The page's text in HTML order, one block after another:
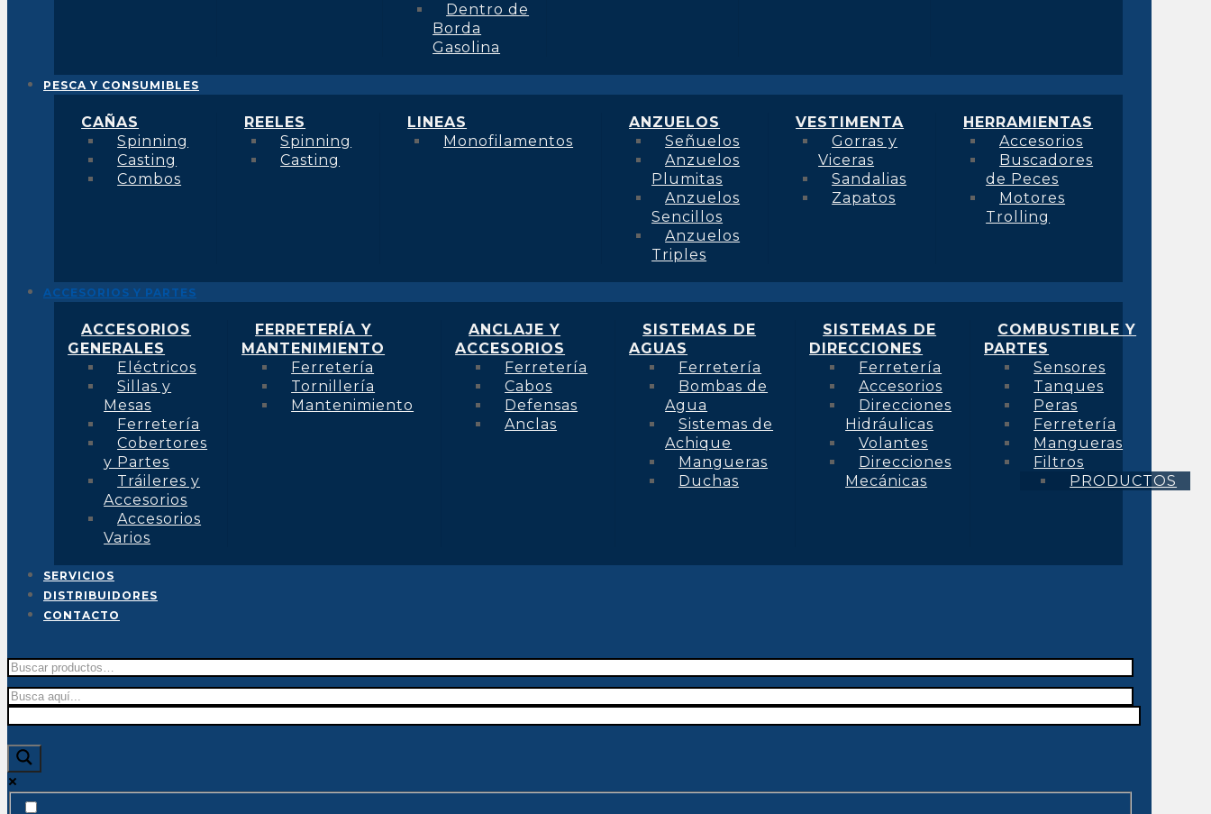
Dentro de
Borda
Gasolina
PESCA Y CONSUMIBLES
CAÑAS
Spinning
Casting
Combos
REELES
Spinning
Casting
LINEAS
Monofilamentos
ANZUELOS
Señuelos
Anzuelos
Plumitas
Anzuelos
Sencillos
Anzuelos
Triples
VESTIMENTA
Gorras y
Viceras
Sandalias
Zapatos
HERRAMIENTAS
Accesorios
Buscadores
de Peces
Motores
Trolling
ACCESORIOS Y PARTES
ACCESORIOS
GENERALES
Eléctricos
Sillas y
Mesas
Ferretería
Cobertores
y Partes
Tráileres y
Accesorios
Accesorios
Varios
FERRETERÍA Y
MANTENIMIENTO
Ferretería
Tornillería
Mantenimiento
ANCLAJE Y
ACCESORIOS
Ferretería
Cabos
Defensas
Anclas
SISTEMAS DE
AGUAS
Ferretería
Bombas de
Agua
Sistemas de
Achique
Mangueras
Duchas
SISTEMAS DE
DIRECCIONES
Ferretería
Accesorios
Direcciones
Hidráulicas
Volantes
Direcciones
Mecánicas
COMBUSTIBLE Y
PARTES
Sensores
Tanques
Peras
Ferretería
Mangueras
Filtros
PRODUCTOS
SERVICIOS
DISTRIBUIDORES
CONTACTO
Buscar
por: